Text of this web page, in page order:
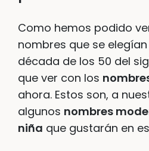
Como hemos podido
nombres que se
década de los 50 del
que ver con los
ahora. Estos son, a
algunos nombres
niña que gustarán en